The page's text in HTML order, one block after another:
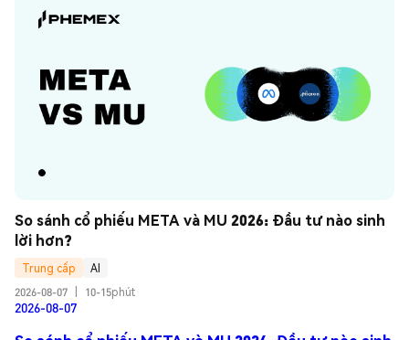
So sánh cổ phiếu META và MU 2026: Đầu tư nào sinh
lời hơn?
Trung cấp
AI
2026-08-07
10-15phút
2026-08-07